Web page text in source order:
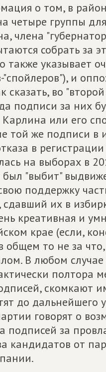
о том, в
четыре группы
члена
собрать за
также указывает
"спойлеров"), и
сказать, во
подписи за них
или его
той же подписи в
в
на выборах в
"выбит"
поддержку
их в
креативная и
крае (если,
общем то не за
В любом
полтора
скомкают
до дальнейшего
говорят о
подписей за
кандидатов от